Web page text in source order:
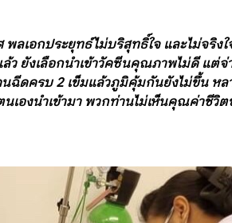
พลเอกประยุทธ์ไม่บริสุทธิ์ใจ และไม่จริ
ยังเลือกนำเข้าวัคซีนคุณภาพไม่ดี แต่
ฉีดครบ 2 เข็มแล้วภูมิคุ้มกันยังไม่ขึ้น ห
เองนำเข้ามา พวกท่านไม่เห็นคุณค่าชีวิ